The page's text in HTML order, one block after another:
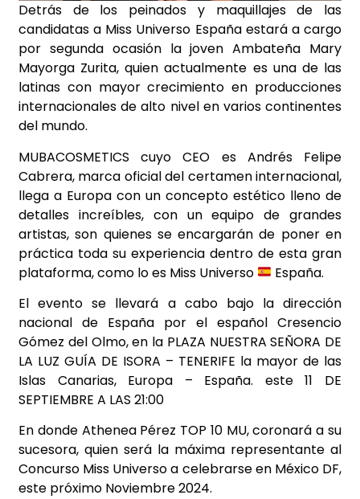
Detrás de los peinados y maquillajes de las
candidatas a Miss Universo España estará a cargo
por segunda ocasión la joven Ambateña Mary
Mayorga Zurita, quien actualmente es una de las
latinas con mayor crecimiento en producciones
internacionales de alto nivel en varios continentes
del mundo.
MUBACOSMETICS cuyo CEO es Andrés Felipe
Cabrera, marca oficial del certamen internacional,
llega a Europa con un concepto estético lleno de
detalles increíbles, con un equipo de grandes
artistas, son quienes se encargarán de poner en
práctica toda su experiencia dentro de esta gran
plataforma, como lo es Miss Universo
España.
El evento se llevará a cabo bajo la dirección
nacional de España por el español Cresencio
Gómez del Olmo, en la PLAZA NUESTRA SEÑORA DE
LA LUZ GUÍA DE ISORA – TENERIFE la mayor de las
Islas Canarias, Europa – España. este 11 DE
SEPTIEMBRE A LAS 21:00
En donde Athenea Pérez TOP 10 MU, coronará a su
sucesora, quien será la máxima representante al
Concurso Miss Universo a celebrarse en México DF,
este próximo Noviembre 2024.